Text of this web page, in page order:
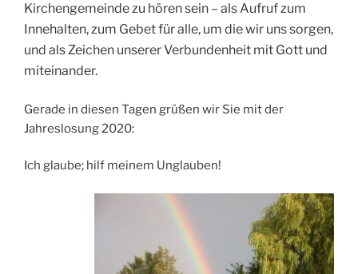
Kirchengemeinde zu hören sein – als Aufruf zum
Innehalten, zum Gebet für alle, um die wir uns sorgen,
und als Zeichen unserer Verbundenheit mit Gott und
miteinander.
Gerade in diesen Tagen grüßen wir Sie mit der
Jahreslosung 2020:
Ich glaube; hilf meinem Unglauben!